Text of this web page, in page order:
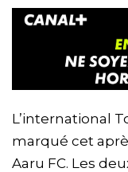
L’international
marqué cet
Aaru FC. Les